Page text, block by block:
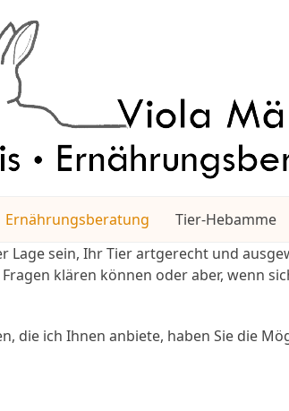
Ernährungsberatung Tier-Hebamme
sein, Ihr Tier artgerecht und
klären können oder aber, wenn
die ich Ihnen anbiete, haben Sie die